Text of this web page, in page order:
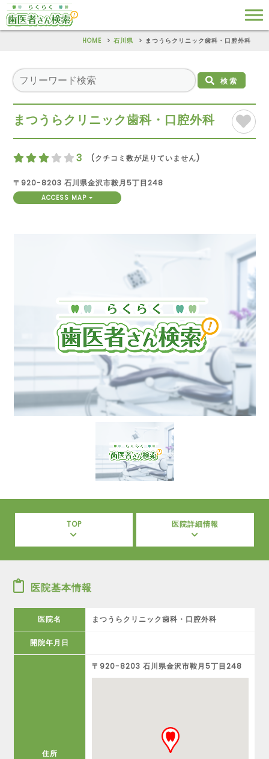
HOME 石川県 まつうらクリニック歯科・口腔外科
検索
まつうらクリニック歯科・口腔外科
3 (クチコミ数が足りていません)
〒920-8203 石川県金沢市鞍月5丁目248
ACCESS MAP
TOP 医院詳細情報
医院基本情報
医院名 まつうらクリニック歯科・口腔外科
開院年月日
住所
〒920-8203 石川県金沢市鞍月5丁目248